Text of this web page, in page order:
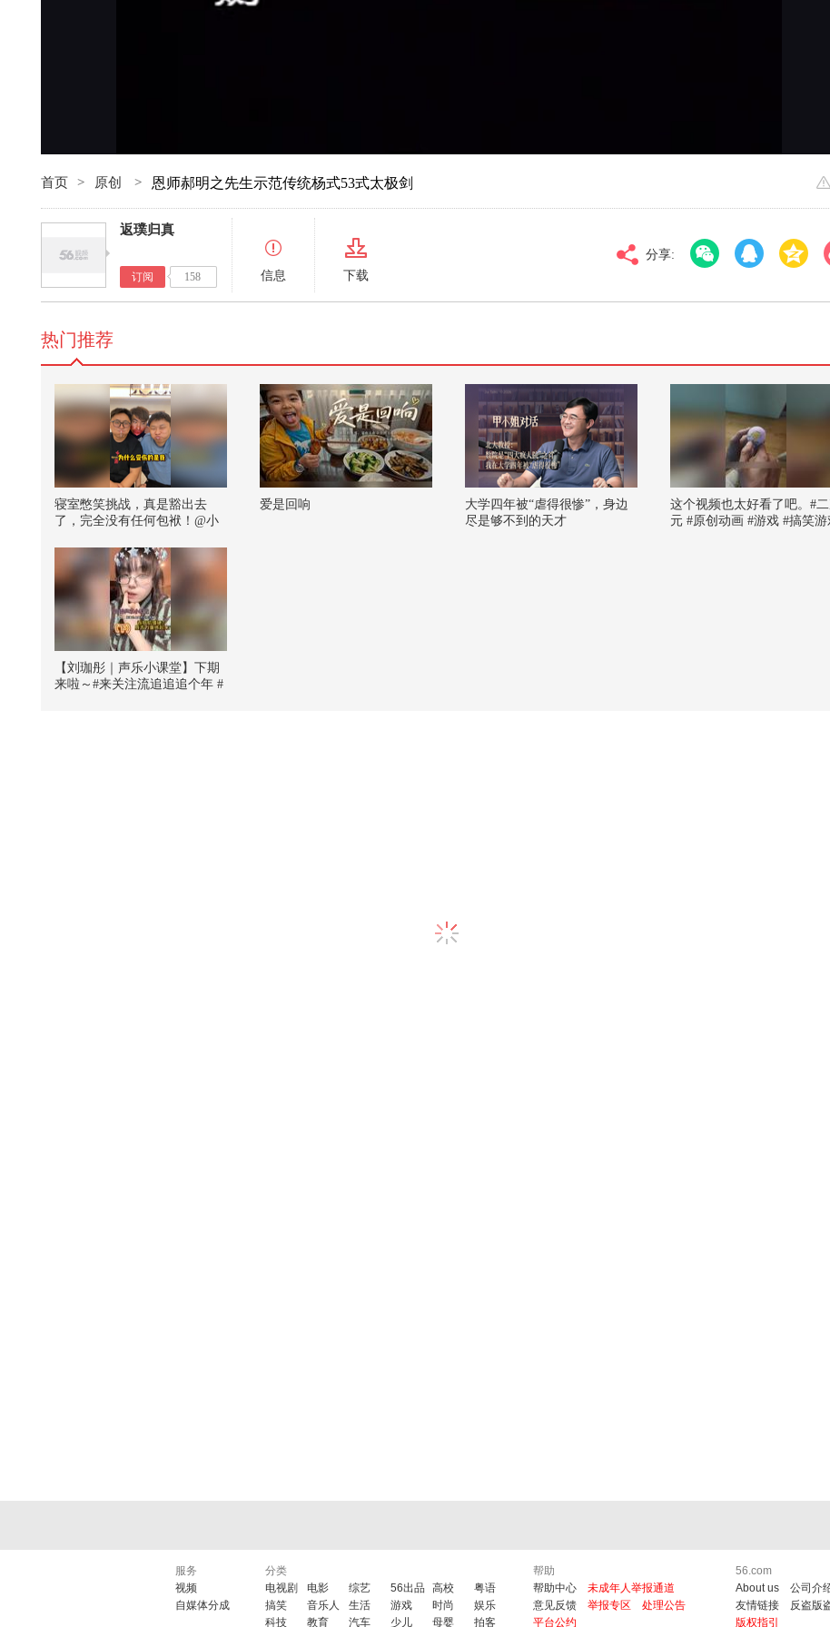
首页 > 原创 > 恩师郝明之先生示范传统杨式53式太极剑
返璞归真
订阅 158 信息 下载
分享:
热门推荐
寝室憋笑挑战，真是豁出去
了，完全没有任何包袱！@小
爱是回响
大学四年被“虐得很惨”，身边
尽是够不到的天才
这个视频也太好看了吧。#
元 #原创动画 #游戏 #搞笑游
【刘珈彤｜声乐小课堂】下期
来啦～#来关注流追追追个年 #
服务
视频
自媒体分成
分类
电视剧
电影 综艺 56出品 高校
粤语
搞笑
音乐人 生活 游戏 时尚
娱乐
科技
教育 汽车 少儿 母婴 拍客
帮助
帮助中心
未成年人举报通道
意见反馈
举报专区
处理公告
平台公约
56.com
About us
公司介
友情链接
反盗版
版权指引